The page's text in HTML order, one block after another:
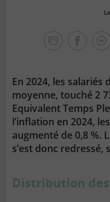
En 2024, les
moyenne, touché 2
Equivalent Temps
l’inflation en 2024,
augmenté de 0,8 %.
s’est donc redressé,
Distribution